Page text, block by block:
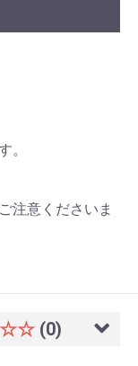
。
注意くださいま
(0)